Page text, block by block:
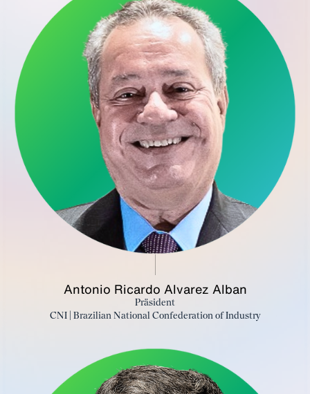
Antonio Ricardo Alvarez Alban
Präsident
CNI | Brazilian National Confederation of Industry